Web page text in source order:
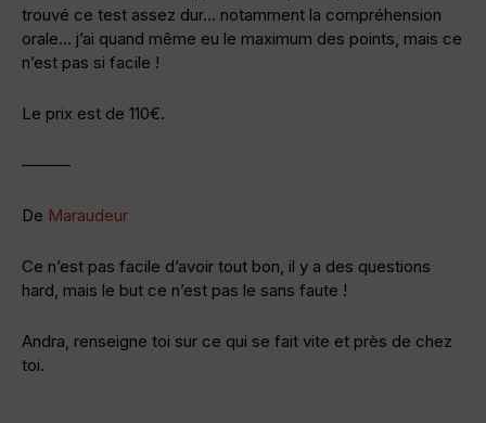
trouvé ce test assez dur… notamment la compréhension
orale… j’ai quand même eu le maximum des points, mais ce
n’est pas si facile !
Le prix est de 110€.
———
De Maraudeur
Ce n’est pas facile d’avoir tout bon, il y a des questions
hard, mais le but ce n’est pas le sans faute !
Andra, renseigne toi sur ce qui se fait vite et près de chez
toi.